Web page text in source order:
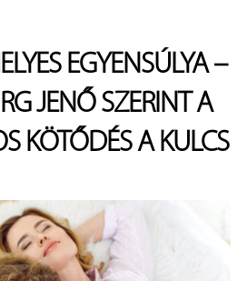
EGYENSÚLYA –
JENŐ SZERINT A
KÖTŐDÉS A KULCS